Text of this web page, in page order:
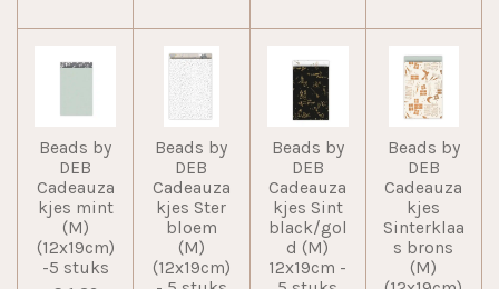
Beads by
DEB
Cadeauza
kjes mint
(M)
(12x19cm)
-5 stuks
Beads by
DEB
Cadeauza
kjes Ster
bloem
(M)
(12x19cm)
Beads by
DEB
Cadeauza
kjes Sint
black/gol
d (M)
12x19cm -
Beads by
DEB
Cadeauza
kjes
Sinterklaa
s brons
(M)